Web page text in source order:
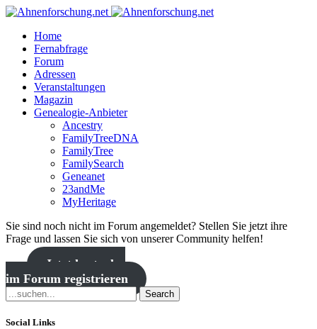
Home
Fernabfrage
Forum
Adressen
Veranstaltungen
Magazin
Genealogie-Anbieter
Ancestry
FamilyTreeDNA
FamilyTree
FamilySearch
Geneanet
23andMe
MyHeritage
Sie sind noch nicht im Forum angemeldet? Stellen Sie jetzt ihre
Frage und lassen Sie sich von unserer Community helfen!
Jetzt kostenlos
im Forum registrieren
Search
Social Links